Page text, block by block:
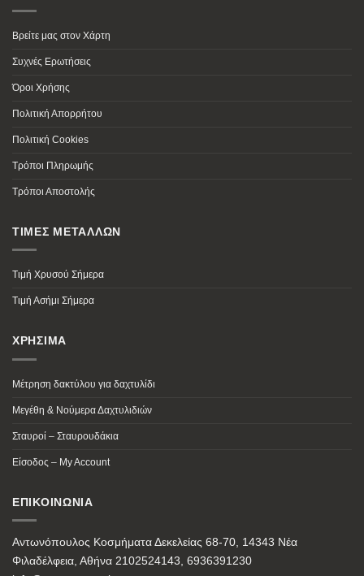
Βρείτε μας στον Χάρτη
Συχνές Ερωτήσεις
Όροι Χρήσης
Πολιτική Απορρήτου
Πολιτική Cookies
Τρόποι Πληρωμής
Τρόποι Αποστολής
ΤΙΜΕΣ ΜΕΤΑΛΛΩΝ
Τιμή Χρυσού Σήμερα
Τιμή Ασήμι Σήμερα
ΧΡΗΣΙΜΑ
Μέτρηση δακτύλου για δαχτυλίδι
Μεγέθη & Νούμερα Δαχτυλιδιών
Σταυροί – Σταυρουδάκια
Είσοδος – My Account
ΕΠΙΚΟΙΝΩΝΙΑ
Αντωνόπουλος Κοσμήματα Δεκελείας 68-70, 14343 Νέα
Φιλαδέλφεια, Αθήνα 2102524143, 6936391230